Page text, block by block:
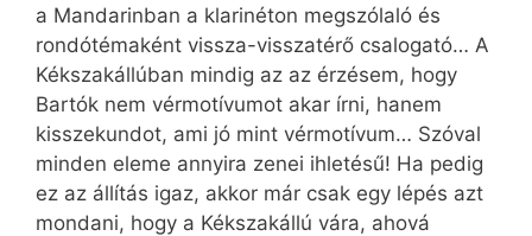
a Mandarinban a klarinéton megszólaló és
rondótémaként vissza-visszatérő csalogató… A
Kékszakállúban mindig az az érzésem, hogy
Bartók nem vérmotívumot akar írni, hanem
kisszekundot, ami jó mint vérmotívum… Szóval
minden eleme annyira zenei ihletésű! Ha pedig
ez az állítás igaz, akkor már csak egy lépés azt
mondani, hogy a Kékszakállú vára, ahová